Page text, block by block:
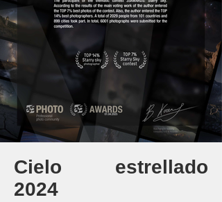
Cielo estrellado
2024